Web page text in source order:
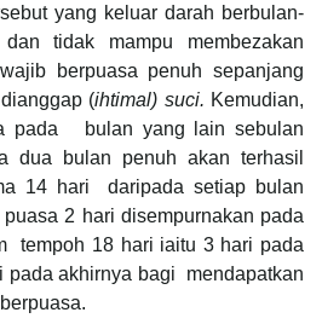
yang keluar darah berbulan-
tidak mampu membezakan
berpuasa penuh sepanjang
(ihtimal) suci. Kemudian,
pada
bulan yang lain sebulan
dua bulan penuh akan terhasil
14 hari daripada setiap bulan
2 hari disempurnakan pada
tempoh 18 hari iaitu 3 hari pada
pada akhirnya bagi mendapatkan